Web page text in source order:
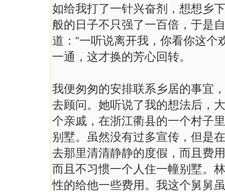
如给我打了一针兴奋剂，想想乡
般的日子不只强了一百倍，于是
道：“一听说离开我，你看你这个
一通，这才换的芳心回转。
我便匆匆的安排联系乡居的事宜
去顾问。她听说了我的想法后，
个亲戚，在浙江衢县的一个村子
别墅。虽然没有过多宣传，但是
去那里清清静静的度假，而且费
而且不习惯一个人住一幢别墅。
性的给他一些费用。我这个舅舅